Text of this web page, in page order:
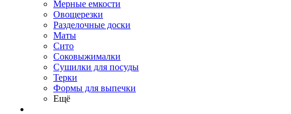
Мерные емкости
Овощерезки
Разделочные доски
Маты
Сито
Соковыжималки
Сушилки для посуды
Терки
Формы для выпечки
Ещё